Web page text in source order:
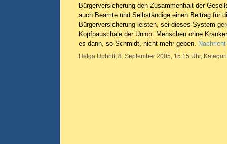
Bürgerversicherung den Zusammenhalt der
auch Beamte und Selbständige einen Beitrag für
Bürgerversicherung leisten, sei dieses System
Kopfpauschale der Union. Menschen ohne
es dann, so Schmidt, nicht mehr geben.
Helga Uphoff, 8. September 2005, 15.15 Uhr,